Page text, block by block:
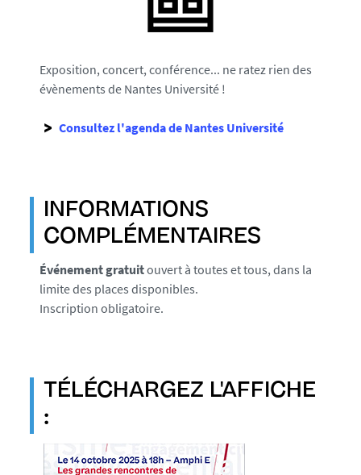
Exposition, concert, conférence... ne ratez rien des
évènements de Nantes Université !
Consultez l'agenda de Nantes Université
INFORMATIONS
COMPLÉMENTAIRES
Événement gratuitouvert à toutes et tous, dans la
limite des places disponibles.
Inscription obligatoire.
TÉLÉCHARGEZ L'AFFICHE
: